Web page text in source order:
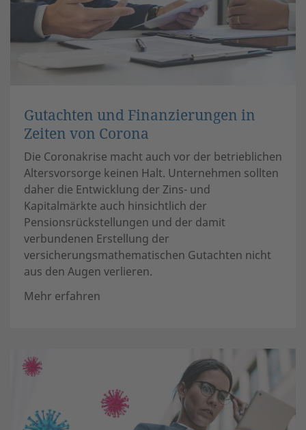
Gutachten und Finanzierungen in
Zeiten von Corona
Die Coronakrise macht auch vor der betrieblichen
Altersvorsorge keinen Halt. Unternehmen sollten
daher die Entwicklung der Zins- und
Kapitalmärkte auch hinsichtlich der
Pensionsrückstellungen und der damit
verbundenen Erstellung der
versicherungsmathematischen Gutachten nicht
aus den Augen verlieren.
Mehr erfahren